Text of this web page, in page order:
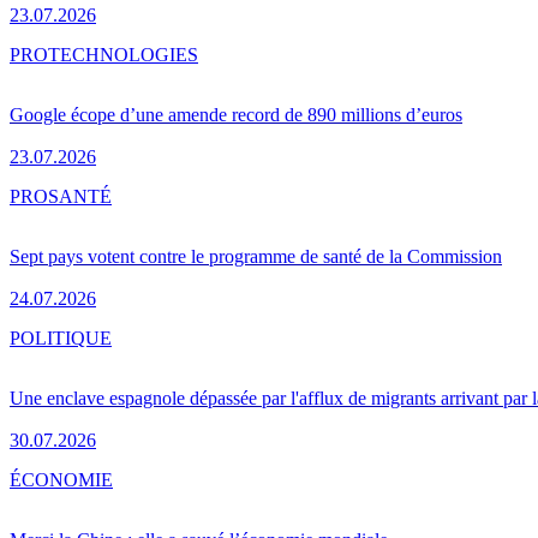
23.07.2026
Google écope d’une amende record de 890 millions d’euros
23.07.2026
PROTECHNOLOGIES
Sept pays votent contre le programme de santé de la Commission
24.07.2026
PROSANTÉ
Une enclave espagnole dépassée par l'afflux de migrants arrivant par
30.07.2026
POLITIQUE
ÉCONOMIE